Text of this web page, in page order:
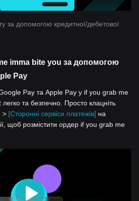
за допомогою кредитної/дебетової
imma bite you за допомогою
Pay
Pay та Apple Pay у if you grab me
та безпечно. Просто клацніть
> [Сторонні сервіси платежів] на
щоб розмістити ордер if you grab me